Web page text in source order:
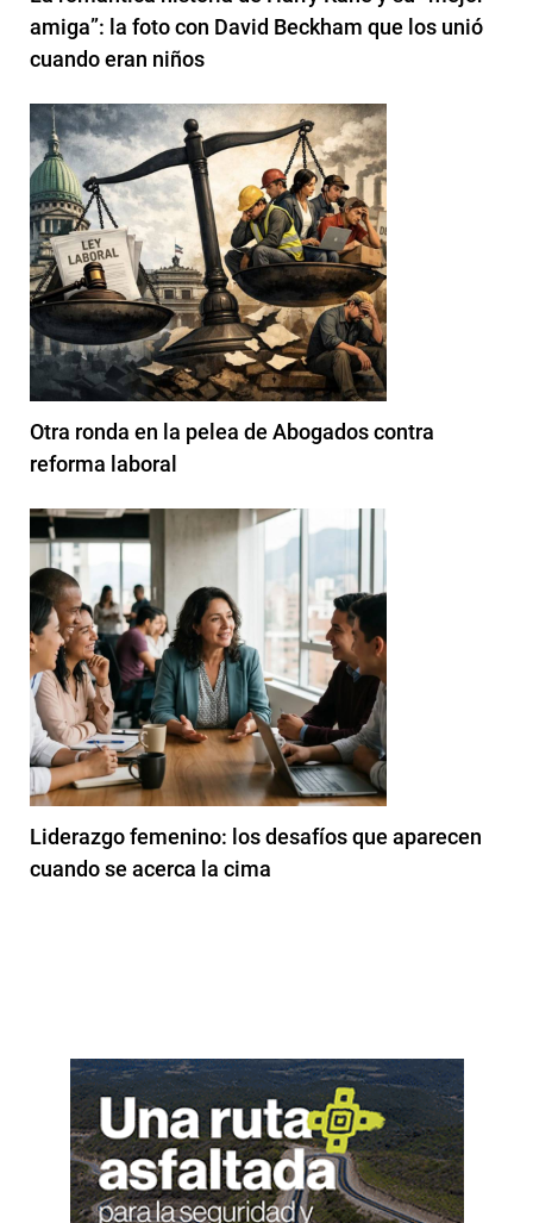
amiga”: la foto con David Beckham que los unió
cuando eran niños
Otra ronda en la pelea de Abogados contra
reforma laboral
Liderazgo femenino: los desafíos que aparecen
cuando se acerca la cima